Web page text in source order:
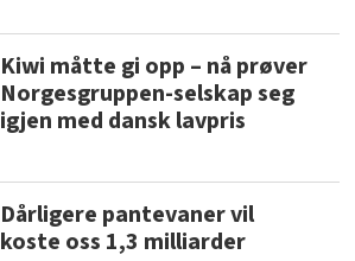
Kiwi måtte gi opp – nå prøver
Norgesgruppen-selskap seg
igjen med dansk lavpris
Dårligere pantevaner vil
koste oss 1,3 milliarder